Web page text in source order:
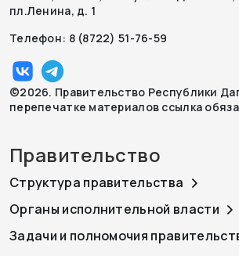
пл.Ленина, д. 1
Телефон: 8 (8722) 51-76-59
©2026. Правительство Республики
перепечатке материалов ссылка
Правительство
Структура правительства
Органы исполнительной власти
Задачи и полномочия